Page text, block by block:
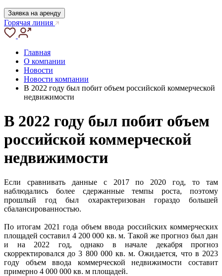
Заявка на аренду
Горячая линия
Главная
О компании
Новости
Новости компании
В 2022 году был побит объем российской коммерческой
недвижимости
В 2022 году был побит объем
российской коммерческой
недвижимости
Если сравнивать данные с 2017 по 2020 год, то там
наблюдались более сдержанные темпы роста, поэтому
прошлый год был охарактеризован гораздо большей
сбалансированностью.
По итогам 2021 года объем ввода российских коммерческих
площадей составил 4 200 000 кв. м. Такой же прогноз был дан
и на 2022 год, однако в начале декабря прогноз
скорректировался до 3 800 000 кв. м. Ожидается, что в 2023
году объем ввода коммерческой недвижимости составит
примерно 4 000 000 кв. м площадей.